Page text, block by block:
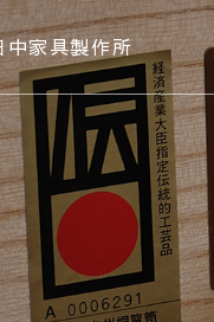
中家具製作所